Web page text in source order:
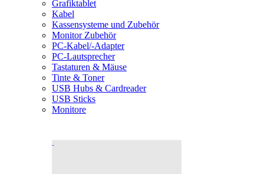
Grafiktablet
Kabel
Kassensysteme und Zubehör
Monitor Zubehör
PC-Kabel/-Adapter
PC-Lautsprecher
Tastaturen & Mäuse
Tinte & Toner
USB Hubs & Cardreader
USB Sticks
Monitore